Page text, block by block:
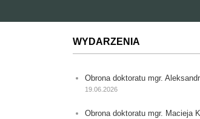
WYDARZENIA
Obrona doktoratu mgr.
19.06.2026
Obrona doktoratu mgr. Macieja